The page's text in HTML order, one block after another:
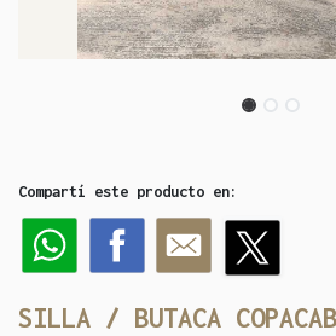
Compartí este producto en:
SILLA / BUTACA